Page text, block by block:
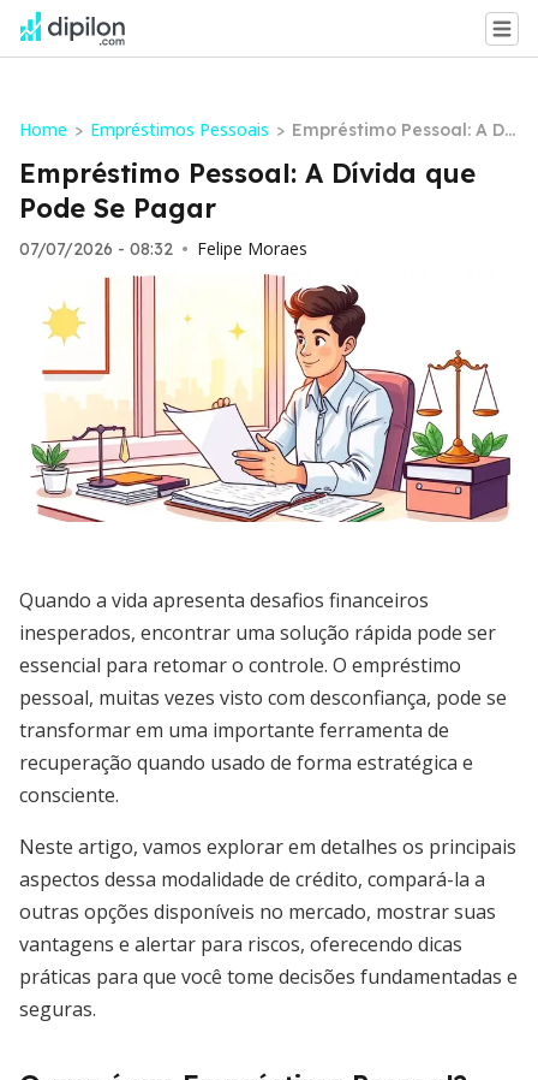
Home > Empréstimos Pessoais > Empréstimo Pessoal: A Dív
ida que Pode Se Pagar
Empréstimo Pessoal: A Dívida que
Pode Se Pagar
07/07/2026 - 08:32 • Felipe Moraes
Quando a vida apresenta desafios financeiros
inesperados, encontrar uma solução rápida pode ser
essencial para retomar o controle. O empréstimo
pessoal, muitas vezes visto com desconfiança, pode se
transformar em uma importante ferramenta de
recuperação quando usado de forma estratégica e
consciente.
Neste artigo, vamos explorar em detalhes os principais
aspectos dessa modalidade de crédito, compará-la a
outras opções disponíveis no mercado, mostrar suas
vantagens e alertar para riscos, oferecendo dicas
práticas para que você tome decisões fundamentadas e
seguras.